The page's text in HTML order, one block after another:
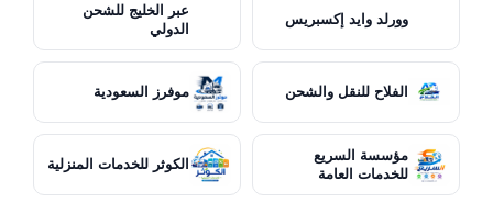
وورلد وايد إكسبريس
عبر الخليج للشحن
الدولي
الفلاح للنقل والشحن موفرز السعودية
مؤسسة السريع
للخدمات العامة
الكوثر للخدمات المنزلية